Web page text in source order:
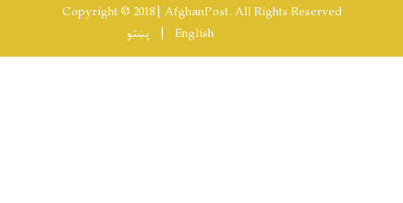
Copyright © 2018 | AfghanPost. All Rights Reserved
پښتو